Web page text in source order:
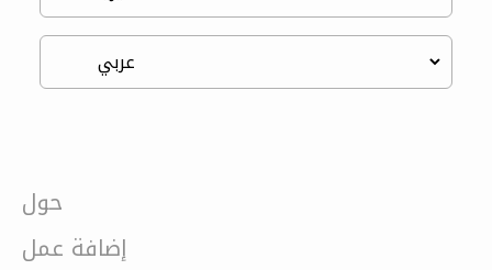
حول
إضافة عمل